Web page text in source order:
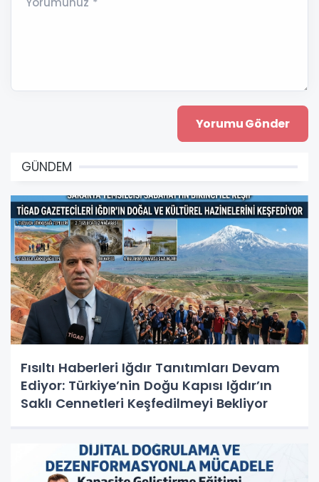
GÜNDEM
Fısıltı Haberleri Iğdır Tanıtımları Devam
Ediyor: Türkiye’nin Doğu Kapısı Iğdır’ın
Saklı Cennetleri Keşfedilmeyi Bekliyor